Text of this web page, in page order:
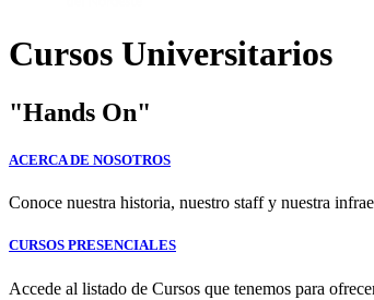
Cursos Universitarios
"Hands On"
ACERCA DE NOSOTROS
Conoce nuestra historia, nuestro staff y nuestra
CURSOS PRESENCIALES
Accede al listado de Cursos que tenemos para